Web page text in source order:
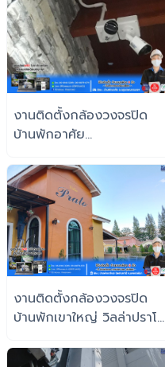
งานติดตั้งกล้องวงจรปิด
บ้านพักอาศัย
งานติดตั้งกล้องวงจรปิด
บ้านพักเขาใหญ่ วิลล่าปราโต้